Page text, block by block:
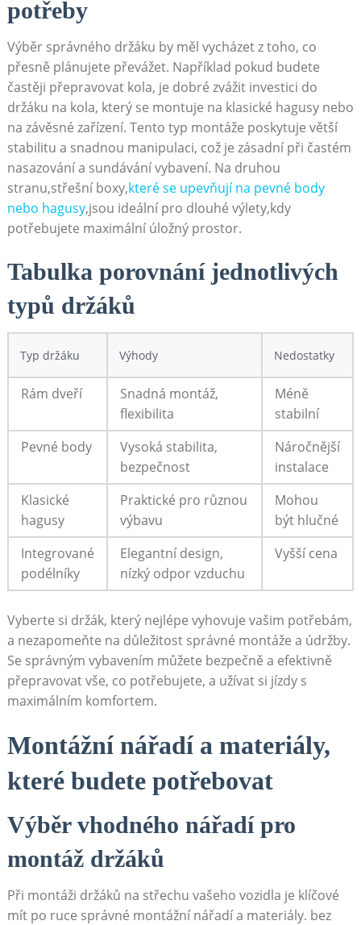
potřeby
Výběr ‍správného držáku by měl vycházet z toho, co
přesně plánujete převážet.‍ Například pokud budete
častěji přepravovat kola, je dobré zvážit​ investici do
držáku na kola, ‍který se montuje na klasické hagusy nebo
na ‌závěsné zařízení. Tento typ ⁤montáže poskytuje ‍větší
stabilitu a snadnou manipulaci,‍ což je zásadní ⁢při častém
nasazování a sundávání vybavení. Na druhou
stranu,střešní boxy,které se upevňují na pevné body
nebo hagusy,jsou ideální pro dlouhé‍ výlety,kdy
potřebujete maximální ⁣úložný prostor.
Tabulka porovnání jednotlivých
typů držáků
Typ ‍držáku Výhody Nedostatky
Rám‍ dveří
Snadná montáž,⁣
flexibilita
Méně
stabilní
Pevné body
Vysoká stabilita,
bezpečnost
Náročnější
instalace
Klasické
‍hagusy
Praktické pro různou
výbavu
Mohou
být⁣ hlučné
Integrované
podélníky
Elegantní design,
nízký odpor vzduchu
Vyšší cena
Vyberte si držák, který‌ nejlépe vyhovuje vašim potřebám,
a nezapomeňte na ⁣důležitost správné montáže⁤ a údržby. ​
Se správným vybavením můžete bezpečně a efektivně
přepravovat vše, co potřebujete, a užívat si jízdy​ s
maximálním komfortem.
Montážní ‌nářadí a materiály,
které budete potřebovat
Výběr‌ vhodného nářadí pro
montáž držáků
Při montáži držáků na‍ střechu vašeho vozidla je klíčové
mít po ruce správné montážní ⁢nářadí a materiály. bez